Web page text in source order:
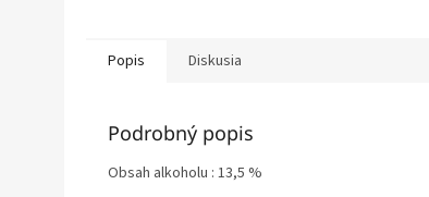
Popis Diskusia
Podrobný popis
Obsah alkoholu : 13,5 %